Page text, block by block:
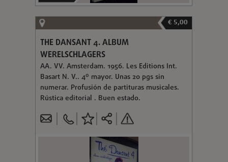
€ 5,00
THE DANSANT 4. ALBUM
WERELSCHLAGERS
AA. VV. Amsterdam. 1956. Les Editions Int.
Basart N. V.. 4º mayor. Unas 20 pgs sin
numerar. Profusión de partituras musicales.
Rústica editorial . Buen estado.